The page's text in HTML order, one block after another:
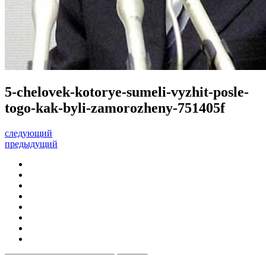
5-chelovek-kotorye-sumeli-vyzhit-posle-
togo-kak-byli-zamorozheny-751405f
следующий
предыдущий